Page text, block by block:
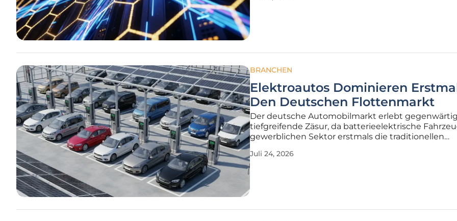
BRANCHEN
Elektroautos Dominieren
Den Deutschen Flottenmarkt
Der deutsche Automobilmarkt erlebt
tiefgreifende Zäsur, da batterieelektrische
gewerblichen Sektor erstmals die traditionellen
haben. Diese Entwicklung, die durch aktuelle
Juli 24, 2026